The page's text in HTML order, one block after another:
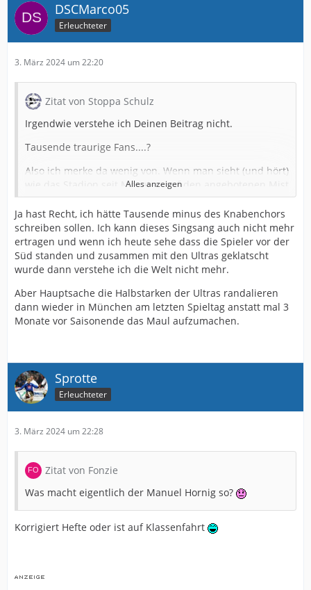
DSCMarco05
Erleuchteter
3. März 2024 um 22:20
Zitat von Stoppa Schulz
Irgendwie verstehe ich Deinen Beitrag nicht.
Tausende traurige Fans....?
Also ich merke da wenig von. Wenn man sieht (und hört)
wie das Stadion seit Monaten auf den angebotenen Mist
reagiert.....!
Ich höre da nichts von den tausenden Fans ( diese
Dauersinger sind bei mir eh unten durch).
Scheint doch alles in Ordnung zu sein.
dieses Schicksal ergeben.
Ebenso unglaublich was sich die Medien (Radio und
Alles anzeigen
Ja hast Recht, ich hätte Tausende minus des Knabenchors
schreiben sollen. Ich kann dieses Singsang auch nicht mehr
ertragen und wenn ich heute sehe dass die Spieler vor der
Süd standen und zusammen mit den Ultras geklatscht
wurde dann verstehe ich die Welt nicht mehr.
Aber Hauptsache die Halbstarken der Ultras randalieren
dann wieder in München am letzten Spieltag anstatt mal 3
Monate vor Saisonende das Maul aufzumachen.
Sprotte
Erleuchteter
3. März 2024 um 22:28
Zitat von Fonzie
Was macht eigentlich der Manuel Hornig so?
Korrigiert Hefte oder ist auf Klassenfahrt